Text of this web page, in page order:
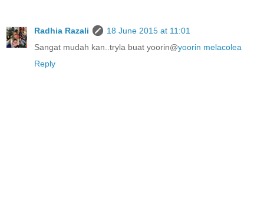
Radhia Razali
18 June 2015 at 11:01
Sangat mudah kan..tryla buat yoorin@yoorin melacolea
Reply